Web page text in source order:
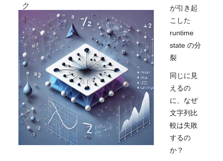
ク
ト
が引き起
こした
runtime
state の分
裂
同じに見
えるの
に、なぜ
文字列比
較は失敗
するの
か？